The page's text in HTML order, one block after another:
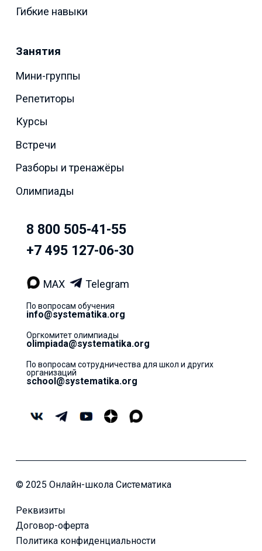
Гибкие навыки
Занятия
Мини-группы
Репетиторы
Курсы
Встречи
Разборы и тренажёры
Олимпиады
8 800 505-41-55
+7 495 127-06-30
MAX Telegram
По вопросам обучения
info@systematika.org
Оргкомитет олимпиады
olimpiada@systematika.org
По вопросам сотрудничества для школ и других
организаций
school@systematika.org
© 2025 Онлайн-школа Систематика
Реквизиты
Договор-оферта
Политика конфиденциальности